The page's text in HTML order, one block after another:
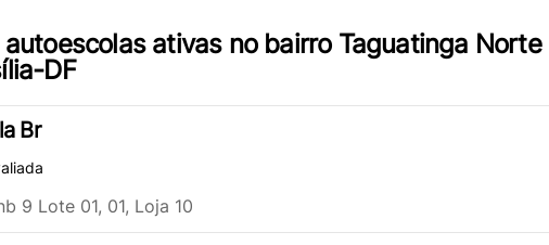
ativas no bairro Taguatinga
DF
Br
9 Lote 01, 01, Loja 10